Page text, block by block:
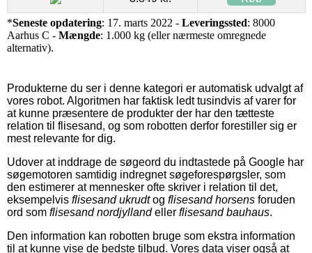
*Seneste opdatering: 17. marts 2022 - Leveringssted: 8000
Aarhus C - Mængde: 1.000 kg (eller nærmeste omregnede
alternativ).
Produkterne du ser i denne kategori er automatisk udvalgt af
vores robot. Algoritmen har faktisk ledt tusindvis af varer for
at kunne præsentere de produkter der har den tætteste
relation til flisesand, og som robotten derfor forestiller sig er
mest relevante for dig.
Udover at inddrage de søgeord du indtastede på Google har
søgemotoren samtidig indregnet søgeforespørgsler, som
den estimerer at mennesker ofte skriver i relation til det,
eksempelvis flisesand ukrudtog flisesand horsens foruden
ord som flisesand nordjyllandeller flisesand bauhaus.
Den information kan robotten bruge som ekstra information
til at kunne vise de bedste tilbud. Vores data viser også at